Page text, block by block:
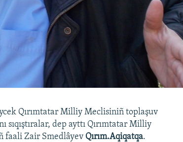
Qırımtatar Milliy Meclisiniñ toplaşuv
sıqıştıralar, dep ayttı Qırımtatar Milliy
faali Zair Smedlâyev Qırım.Aqiqatqa.